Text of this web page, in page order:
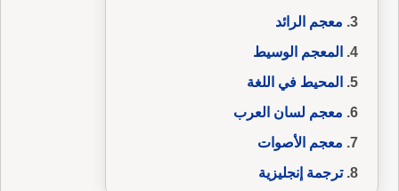
معجم الرائد
المعجم الوسيط
المحيط في اللغة
معجم لسان العرب
معجم الأصوات
ترجمة إنجليزية